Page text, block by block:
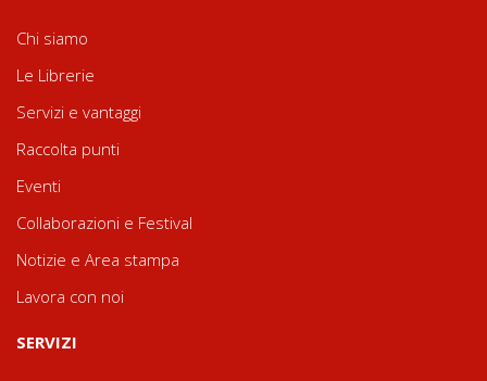
Chi siamo
Le Librerie
Servizi e vantaggi
Raccolta punti
Eventi
Collaborazioni e Festival
Notizie e Area stampa
Lavora con noi
SERVIZI